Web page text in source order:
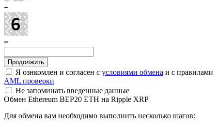
+
=
Я ознкомлен и согласен с условиями обмена и с правилами
AML проверки
Не запоминать введенные данные
Обмен Ethereum BEP20 ETH на Ripple XRP
Для обмена вам необходимо выполнить несколько шагов: